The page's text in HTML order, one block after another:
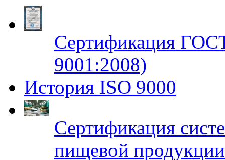
Сертификация
9001:2008)
История ISO 9000
Сертификация
пищевой